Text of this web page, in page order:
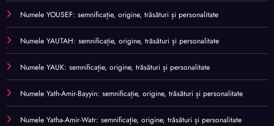
Numele YOUSEF: semnificație, origine, trăsături și personalitate
Numele YAUTAH: semnificație, origine, trăsături și personalitate
Numele YAUK: semnificație, origine, trăsături și personalitate
Numele Yath-Amir-Bayyin: semnificație, origine, trăsături și personalitate
Numele Yatha-Amir-Watr: semnificație, origine, trăsături și personalitate